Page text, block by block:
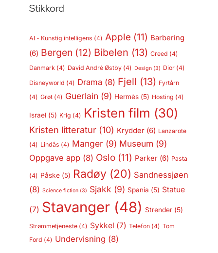
Stikkord
AI - Kunstig intelligens (4) Apple (11) Barbering
(6) Bergen (12) Bibelen (13) Creed (4)
Danmark(4) David André Østby(4) Design(3) Dior(4)
Disneyworld (4) Drama (8) Fjell (13) Fyrtårn
(4) Grøt(4) Guerlain (9) Hermès(5) Hosting (4)
Israel(5) Krig (4) Kristen film (30)
Kristen litteratur(10) Krydder(6) Lanzarote
(4) Lindås (4) Manger(9) Museum (9)
Oppgave app(8) Oslo(11) Parker(6) Pasta
(4) Påske(5) Radøy(20) Sandnessjøen
(8) Science fiction(3) Sjakk (9) Spania (5) Statue
(7) Stavanger(48) Strender(5)
Strømmetjeneste(4) Sykkel (7) Telefon(4) Tom
Ford (4) Undervisning (8)